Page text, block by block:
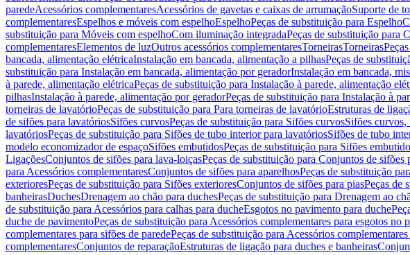
paredeAcessórios complementaresAcessórios de gavetas e caixas de arrumaçãoSuporte de
complementaresEspelhos e móveis com espelhoEspelhoPeças de substituição para Espelho
substituição para Móveis com espelhoCom iluminação integradaPeças de substituição para
complementaresElementos de luzOutros acessórios complementaresTorneirasTorneiras
bancada, alimentação elétricaInstalação em bancada, alimentação a pilhasPeças de
substituição para Instalação em bancada, alimentação por geradorInstalação em bancada,
à parede, alimentação elétricaPeças de substituição para Instalação à parede, alimentação
pilhasInstalação à parede, alimentação por geradorPeças de substituição para Instalação à
torneiras de lavatórioPeças de substituição para Para torneiras de lavatórioEstruturas de
de sifões para lavatóriosSifões curvosPeças de substituição para Sifões curvosSifões curvos,
lavatóriosPeças de substituição para Sifões de tubo interior para lavatóriosSifões de tubo
modelo economizador de espaçoSifões embutidosPeças de substituição para Sifões
LigaçõesConjuntos de sifões para lava-loiçasPeças de substituição para Conjuntos de sifões
para Acessórios complementaresConjuntos de sifões para aparelhosPeças de substituição
exterioresPeças de substituição para Sifões exterioresConjuntos de sifões para piasPeças de
banheirasDuchesDrenagem ao chão para duchesPeças de substituição para Drenagem ao
de substituição para Acessórios para calhas para ducheEsgotos no pavimento para duche
duche de pavimentoPeças de substituição para Acessórios complementares para esgotos no
complementares para sifões de paredePeças de substituição para Acessórios
complementaresConjuntos de reparaçãoEstruturas de ligação para duches e banheiras